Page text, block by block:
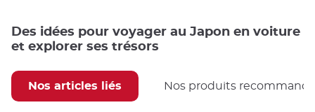
Des idées pour voyager au Japon en voiture
et explorer ses trésors
Nos articles liés Nos produits